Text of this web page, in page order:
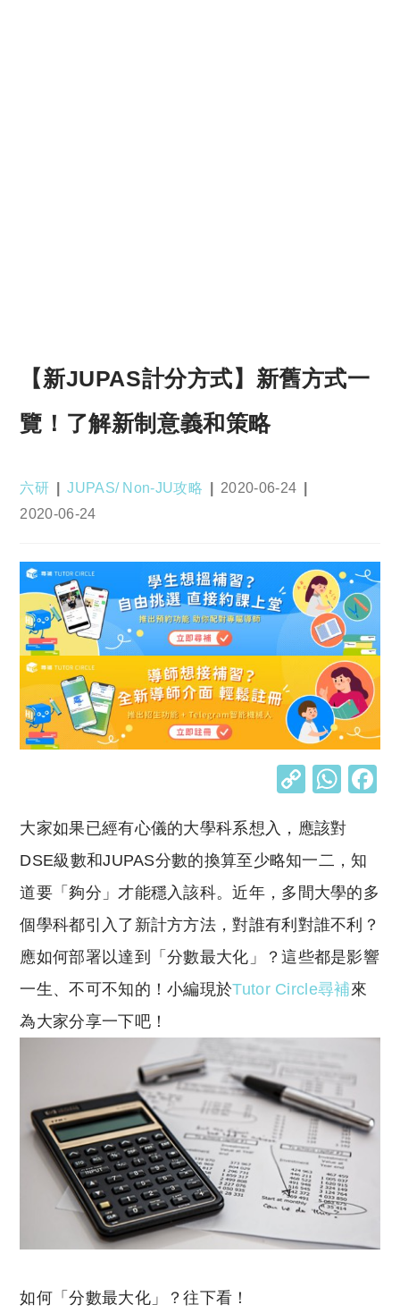
【新JUPAS計分方式】新舊方式一
覽！了解新制意義和策略
Post
author:
六研
Post
category:
JUPAS/ Non-JU攻略
Post
2020-06-24
Post
2020-06-24
C
p
y
Li
n
k
W
at
s
A
p
p
大家如果已經有心儀的大學科系想入，應該對
DSE級數和JUPAS分數的換算至少略知一二，知
道要「夠分」才能穩入該科。近年，多間大學的多
個學科都引入了新計方方法，對誰有利對誰不利？
應如何部署以達到「分數最大化」？這些都是影響
一生、不可不知的！小編現於Tutor Circle尋補來
為大家分享一下吧！
如何「分數最大化」？往下看！